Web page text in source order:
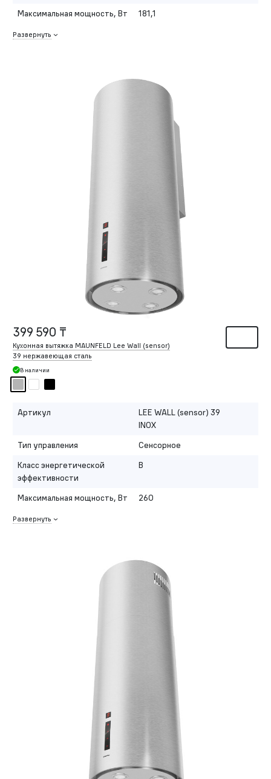
Максимальная мощность, Вт 181,1
Развернуть
399 590 ₸
Кухонная вытяжка MAUNFELD Lee Wall (sensor)
39 нержавеющая сталь
В наличии
Артикул
LEE WALL (sensor) 39
INOX
Тип управления
Сенсорное
Класс энергетической
эффективности
B
Максимальная мощность, Вт 260
Развернуть